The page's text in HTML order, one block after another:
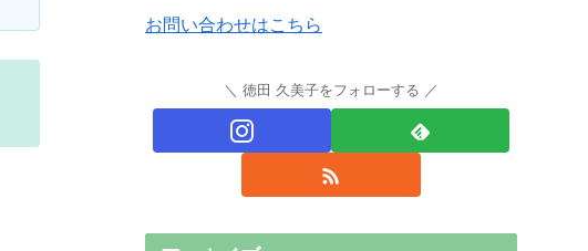
お問い合わせはこちら
徳田 久美子をフォローする